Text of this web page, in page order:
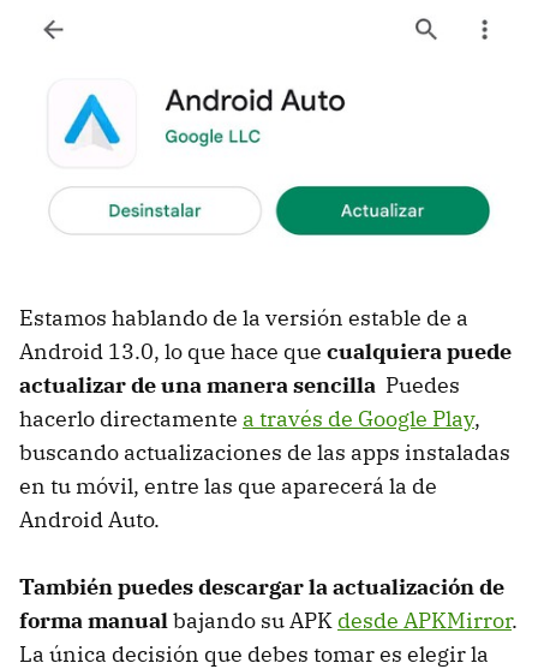
Estamos hablando de la versión estable de a
Android 13.0, lo que hace que cualquiera puede
actualizar de una manera sencilla Puedes
hacerlo directamente a través de Google Play,
buscando actualizaciones de las apps instaladas
en tu móvil, entre las que aparecerá la de
Android Auto.
También puedes descargar la actualización de
forma manualbajando su APK desde APKMirror.
La única decisión que debes tomar es elegir la